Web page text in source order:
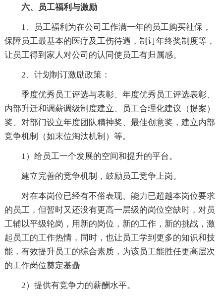
六、员工福利与激励
1、员工福利为在公司工作满一年的员工购买社保，
保障员工最基本的医疗及工伤待遇，制订年终奖制度等，
让员工得到家人对公司的认同使员工有归属感。
2、计划制订激励政策：
季度优秀员工评选与表彰、年度优秀员工评选表彰、
内部升迁和调薪调级制度建立、员工合理化建议（提案）
奖、对部门设立年度团队精神奖、最佳创意奖，建立内部
竞争机制（如末位淘汰机制）等。
1）给员工一个发展的空间和提升的平台。
建立完善的竞争机制，鼓励员工竞争上岗。
对在本岗位已经有不俗表现、能力已超越本岗位要求
的员工，但暂时又还没有更高一层级的岗位空缺时，对员
工辅以平级轮岗，用新的岗位，新的工作，新的挑战，激
起员工的工作热情，同时，也让员工学到更多的知识和技
能，有效提升员工的综合素质，为该员工能胜任更高层次
的工作岗位奠定基矗
2）提供有竞争力的薪酬水平。